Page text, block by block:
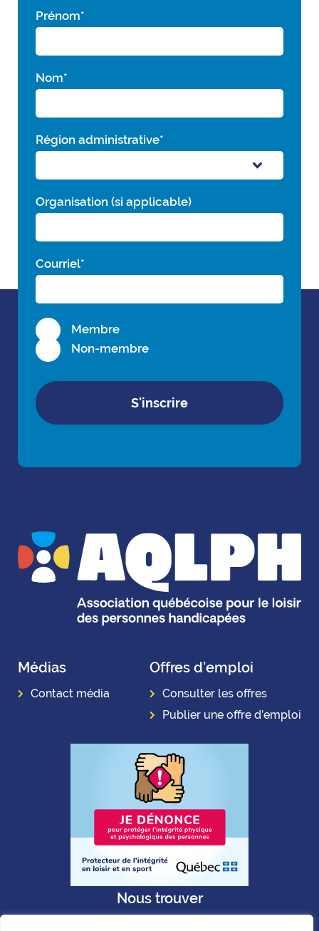
Prénom*
Nom*
Région administrative*
Organisation (si applicable)
Courriel*
Membre
Non-membre
S'inscrire
Médias
Contact média
Offres d’emploi
Consulter les offres
Publier une offre d’emploi
Nous trouver